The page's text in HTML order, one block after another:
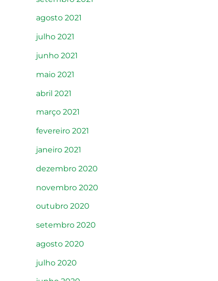
agosto 2021
julho 2021
junho 2021
maio 2021
abril 2021
março 2021
fevereiro 2021
janeiro 2021
dezembro 2020
novembro 2020
outubro 2020
setembro 2020
agosto 2020
julho 2020